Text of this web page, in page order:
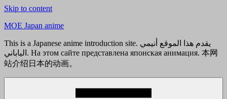
Skip to content
MOE Japan anime
This is a Japanese anime introduction site. يقدم هذا الموقع أنيمي
الياباني. На этом сайте представлена японская анимация. 本网
站介绍日本的动画。